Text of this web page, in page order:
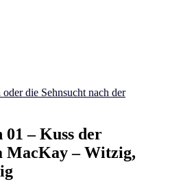
die Sehnsucht nach der
01 – Kuss der
MacKay – Witzig,